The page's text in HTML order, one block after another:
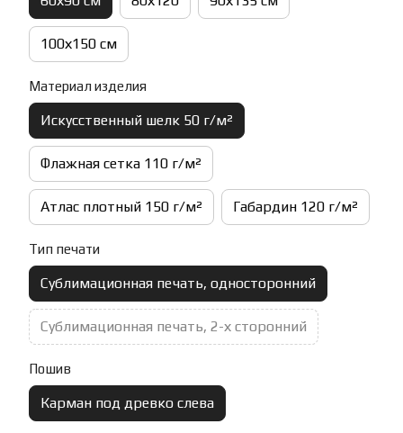
100х150 см
Материал изделия
Искусственный шелк 50 г/м²
Флажная сетка 110 г/м²
Атлас плотный 150 г/м² Габардин 120 г/м²
Тип печати
Сублимационная печать, односторонний
Сублимационная печать, 2-х сторонний
Пошив
Карман под древко слева